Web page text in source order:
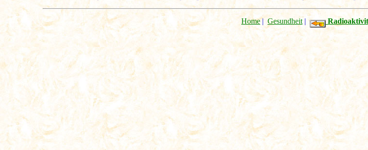
Home| Gesundheit |